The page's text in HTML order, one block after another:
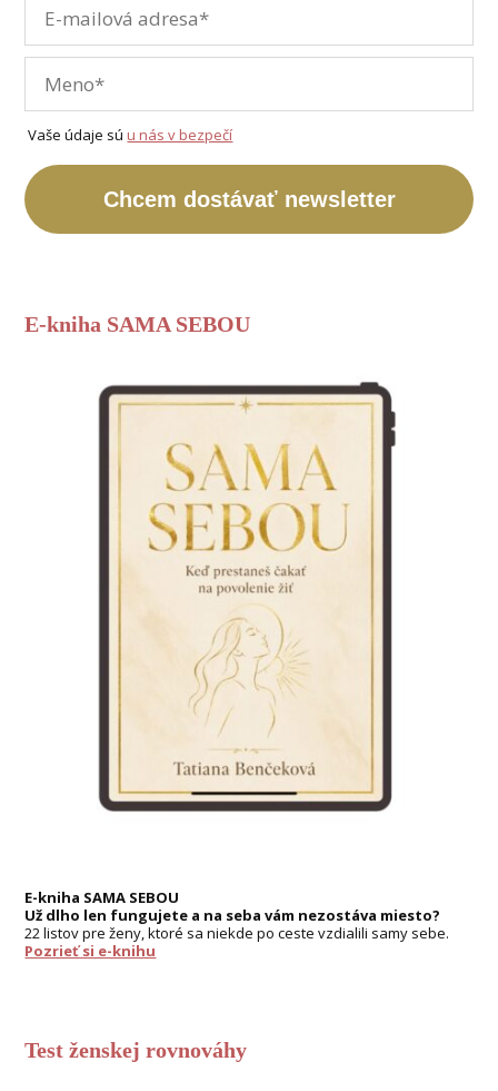
Vaše údaje súu nás v bezpečí
Chcem dostávať newsletter
E-kniha SAMA SEBOU
E-kniha SAMA SEBOU
Už dlho len fungujete a na seba vám nezostáva miesto?
22 listov pre ženy, ktoré sa niekde po ceste vzdialili samy sebe.
Pozrieť si e-knihu
Test ženskej rovnováhy